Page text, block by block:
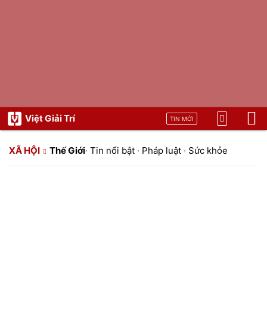
Việt Giải Trí TIN MỚI
XÃ HỘI Thế Giới· Tin nổi bật · Pháp luật · Sức khỏe